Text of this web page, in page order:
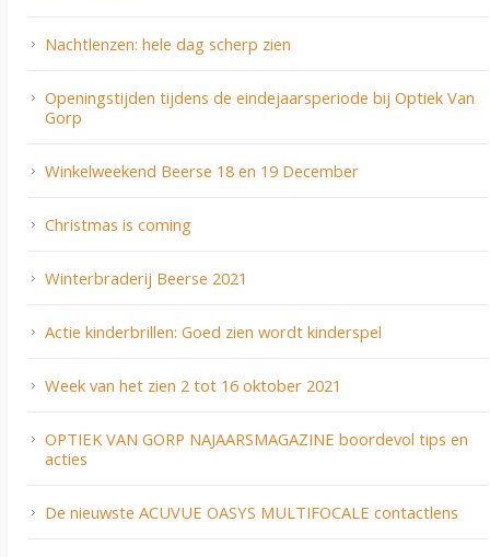
Nachtlenzen: hele dag scherp zien
Openingstijden tijdens de eindejaarsperiode bij Optiek Van
Gorp
Winkelweekend Beerse 18 en 19 December
Christmas is coming
Winterbraderij Beerse 2021
Actie kinderbrillen: Goed zien wordt kinderspel
Week van het zien 2 tot 16 oktober 2021
OPTIEK VAN GORP NAJAARSMAGAZINE boordevol tips en
acties
De nieuwste ACUVUE OASYS MULTIFOCALE contactlens